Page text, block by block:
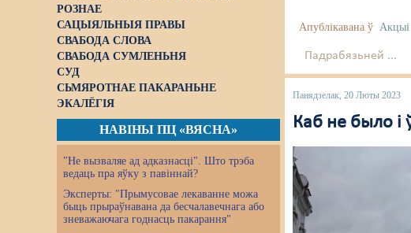
РОЗНАЕ
САЦЫЯЛЬНЫЯ ПРАВЫ
СВАБОДА СЛОВА
СВАБОДА СУМЛЕНЬНЯ
СУД
СЬМЯРОТНАЕ ПАКАРАНЬНЕ
ЭКАЛЁГІЯ
НАВІНЫ ПЦ «ВЯСНА»
"Не вызваляе ад адказнасці". Што трэба
ведаць пра яўку з павіннай?
Эксперты: "Прымусовае лекаванне можа
быць прыраўнавана да бесчалавечнага або
зневажаючага годнасць пакарання"
Апублікавана ў Акцыі
Падрабязьней ...
Панядзелак, 20 Люты 2023
Каб не было і